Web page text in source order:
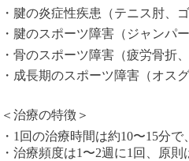
・腱の炎症性疾患（テニス肘、ゴ
・腱のスポーツ障害（ジャンパ
・骨のスポーツ障害（疲労骨折
・成長期のスポーツ障害（オス
＜治療の特徴＞
・1回の治療時間は約10〜15分
・治療頻度は1〜2週に1回、原